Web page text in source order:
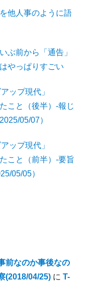
他人事のように語
ぶ前から「通告」
やっぱりすごい
ップ現代」
こと（後半）-報じ
05/07）
ップ現代」
こと（前半）-要旨
05/05）
前なのか事後なの
(2018/04/25) にT-